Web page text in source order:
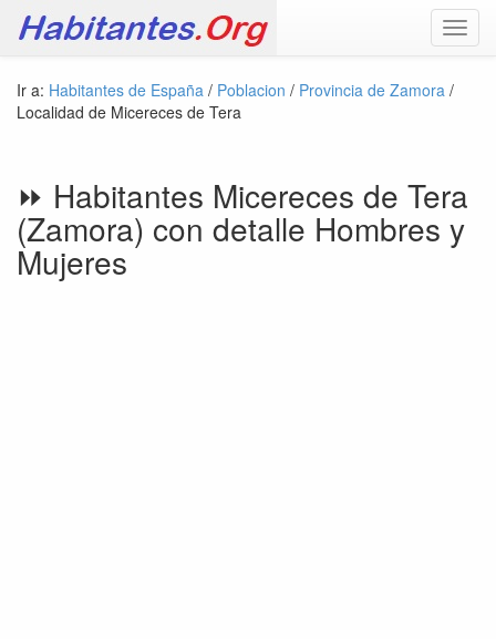
Ir a: Habitantes de España / Poblacion / Provincia de Zamora /
Localidad de Micereces de Tera
⏩ Habitantes Micereces de Tera
(Zamora) con detalle Hombres y
Mujeres